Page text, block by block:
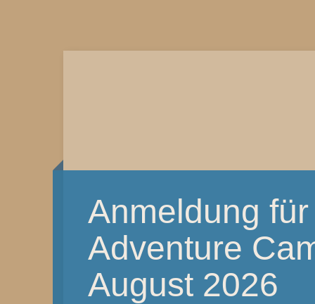
Anmeldung
Adventure
August 2026